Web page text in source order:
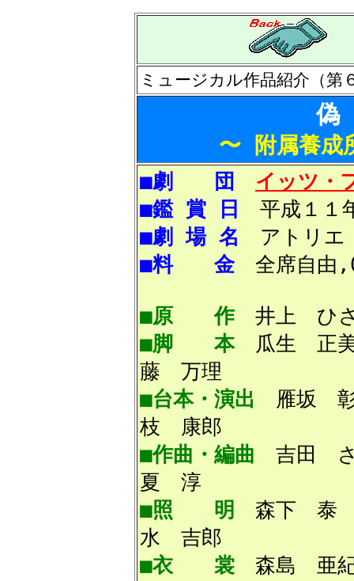
ミュージカル作品紹介（第
偽
〜 附属養成
■劇 団
イッツ・
■鑑 賞 日
平成１１
■劇 場 名 アトリエ
■料 金全席自由
■原 作井上 ひさ
■脚 本瓜生
藤 万理
■台本・演出 雁
枝 康郎
■作曲・編曲 吉田
夏 淳
■照 明
森
水 吉郎
■衣 裳 森島